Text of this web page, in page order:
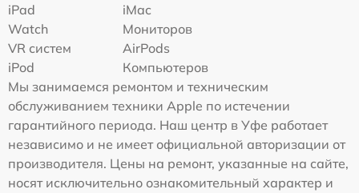
iPad
iMac
Watch
Мониторов
VR систем
AirPods
iPod
Компьютеров
Мы занимаемся ремонтом и техническим
обслуживанием техники Apple по истечении
гарантийного периода. Наш центр в Уфе работает
независимо и не имеет официальной авторизации от
производителя. Цены на ремонт, указанные на сайте,
носят исключительно ознакомительный характер и